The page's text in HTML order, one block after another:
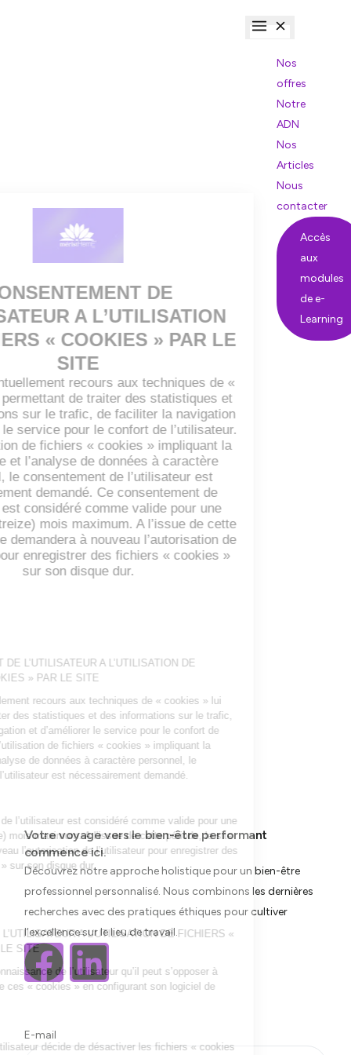
Nos
offres
Notre
ADN
Nos
Articles
Nous
contacter
Accès
aux
modules
de e-
Learning
Votre voyage vers le bien-être performant
commence ici.
Découvrez notre approche holistique pour un bien-être
professionnel personnalisé. Nous combinons les dernières
recherches avec des pratiques éthiques pour cultiver
l’excellence sur le lieu de travail.
E-mail